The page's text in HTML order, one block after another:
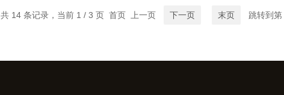
共 14 条记录，当前 1 / 3 页 首页 上一页 下一页 末页 跳转到第